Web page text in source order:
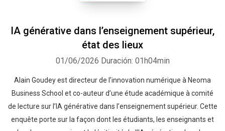
IA générative dans l’enseignement supérieur,
état des lieux
01/06/2026 Duración: 01h04min
Alain Goudey est directeur de l’innovation numérique à Neoma
Business School et co-auteur d’une étude académique à comité
de lecture sur l’IA générative dans l’enseignement supérieur. Cette
enquête porte sur la façon dont les étudiants, les enseignants et